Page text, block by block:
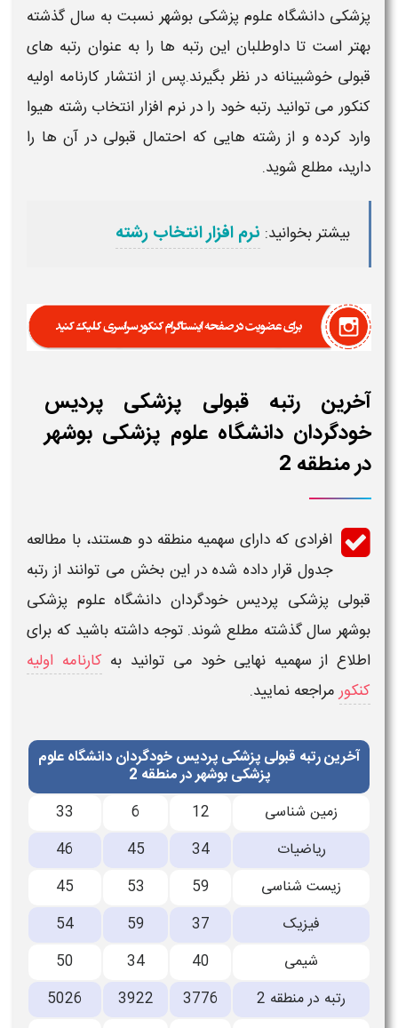
پزشکی دانشگاه علوم پزشکی بوشهر نسبت به سال گذشته
بهتر است تا داوطلبان این رتبه ها را به عنوان رتبه های
قبولیخوشبینانه در نظر بگیرند.پس از انتشار کارنامه اولیه
کنکور می توانید رتبهخود را در نرم افزار انتخاب رشته هیوا
وارد کرده و از رشته هایی که احتمال قبولیدر آن ها را
دارید، مطلع شوید.
بیشتر بخوانید: نرم افزار انتخاب رشته
آخرین رتبه قبولی پزشکی پردیس
خودگردان دانشگاه علوم پزشکی بوشهر
در منطقه 2
افرادی که دارای سهمیه منطقه دو هستند، با مطالعه
جدول قرار داده شده در این بخش می توانند از رتبه
قبولی پزشکی پردیس خودگردان دانشگاه علوم پزشکی
بوشهر سال گذشته مطلع شوند. توجه داشته باشید که برای
اطلاع از سهمیه نهایی خود می توانید به کارنامه اولیه
کنکورمراجعه نمایید.
آخرین رتبه قبولی پزشکی پردیس خودگردان دانشگاه علوم
پزشکی بوشهر در منطقه 2
زمین شناسی
12
6
33
ریاضیات
34
45
46
زیست شناسی
59
53
45
فیزیک
37
59
54
شیمی
40
34
50
رتبه در منطقه 2
3776
3922
5026